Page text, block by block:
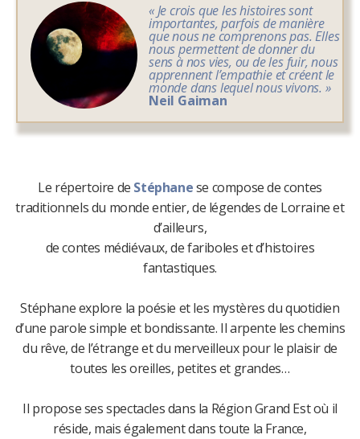
« Je crois que les histoires sont
importantes, parfois de manière
que nous ne comprenons pas. Elles
nous permettent de donner du
sens à nos vies, ou de les fuir, nous
apprennent l’empathie et créent le
monde dans lequel nous vivons. »
Neil Gaiman
Le répertoire de Stéphanese compose de contes
traditionnels du monde entier, de légendes de Lorraine et
d’ailleurs,
de contes médiévaux, de fariboles et d’histoires
fantastiques.
Stéphane explore la poésie et les mystères du quotidien
d’une parole simple et bondissante. Il arpente les chemins
du rêve, de l’étrange et du merveilleux pour le plaisir de
toutes les oreilles, petites et grandes…
Il propose ses spectacles dans la Région Grand Est où il
réside, mais également dans toute la France,